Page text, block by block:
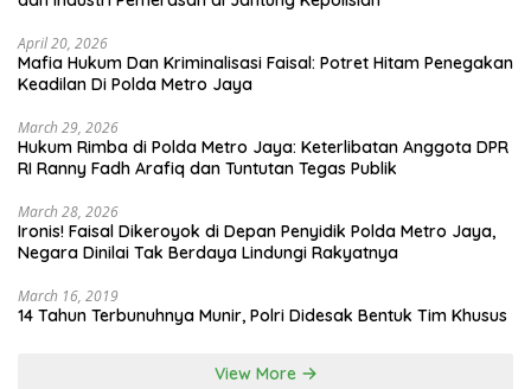
April 20, 2026
Mafia Hukum Dan Kriminalisasi Faisal: Potret Hitam Penegakan
Keadilan Di Polda Metro Jaya
March 29, 2026
Hukum Rimba di Polda Metro Jaya: Keterlibatan Anggota DPR
RI Ranny Fadh Arafiq dan Tuntutan Tegas Publik
March 28, 2026
Ironis! Faisal Dikeroyok di Depan Penyidik Polda Metro Jaya,
Negara Dinilai Tak Berdaya Lindungi Rakyatnya
March 16, 2019
14 Tahun Terbunuhnya Munir, Polri Didesak Bentuk Tim Khusus
View More